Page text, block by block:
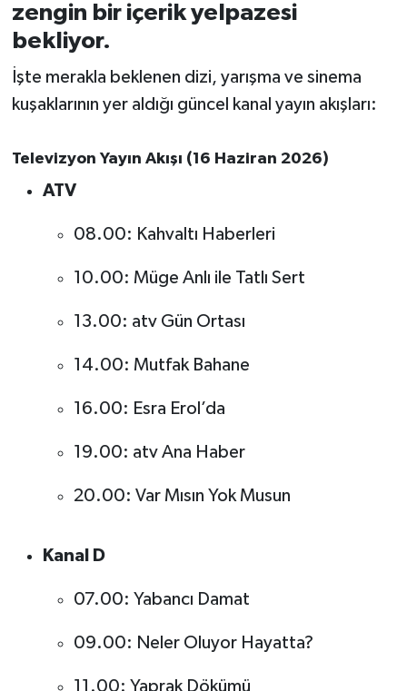
zengin bir içerik yelpazesi
bekliyor.
İşte merakla beklenen dizi, yarışma ve sinema
kuşaklarının yer aldığı güncel kanal yayın akışları:
Televizyon Yayın Akışı (16 Haziran 2026)
ATV
08.00: Kahvaltı Haberleri
10.00: Müge Anlı ile Tatlı Sert
13.00: atv Gün Ortası
14.00: Mutfak Bahane
16.00: Esra Erol’da
19.00: atv Ana Haber
20.00: Var Mısın Yok Musun
Kanal D
07.00: Yabancı Damat
09.00: Neler Oluyor Hayatta?
11.00: Yaprak Dökümü
Havran
İvrindi
MAGAZİN
MANŞET
Manyas
OLAY
OTOMOTİV
Resmi İlanlar
SAĞLIK
Savaştepe
SEYAHAT
SİYASET